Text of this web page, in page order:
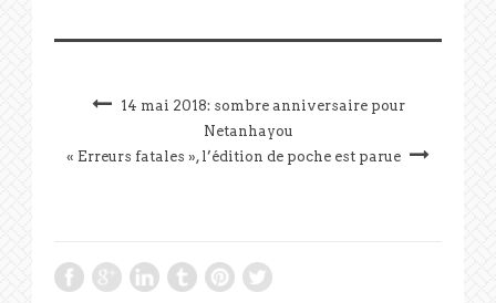
14 mai 2018: sombre anniversaire pour
Netanhayou
« Erreurs fatales », l’édition de poche est parue